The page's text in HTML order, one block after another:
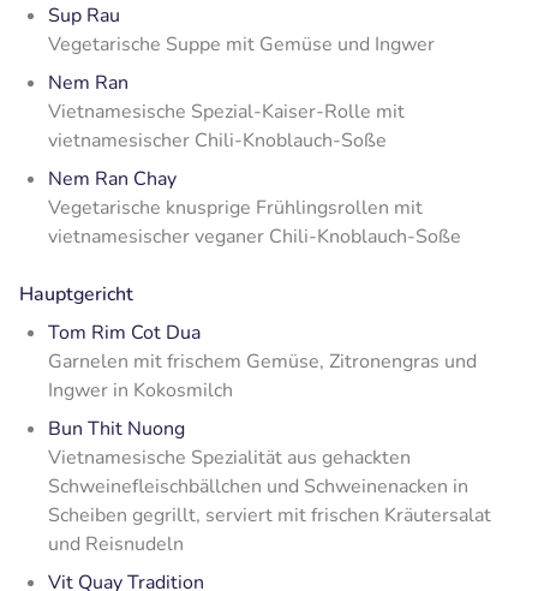
Sup Rau
Vegetarische Suppe mit Gemüse und Ingwer
Nem Ran
Vietnamesische Spezial-Kaiser-Rolle mit
vietnamesischer Chili-Knoblauch-Soße
Nem Ran Chay
Vegetarische knusprige Frühlingsrollen mit
vietnamesischer veganer Chili-Knoblauch-Soße
Hauptgericht
Tom Rim Cot Dua
Garnelen mit frischem Gemüse, Zitronengras und
Ingwer in Kokosmilch
Bun Thit Nuong
Vietnamesische Spezialität aus gehackten
Schweinefleischbällchen und Schweinenacken in
Scheiben gegrillt, serviert mit frischen Kräutersalat
und Reisnudeln
Vit Quay Tradition